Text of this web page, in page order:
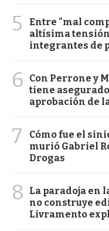
5
Entre "mal
altísima
integrantes de
6
Con Perrone y
tiene
aprobación de
7
Cómo fue el
murió Gabriel
Drogas
8
La paradoja en
no construye
Livramento